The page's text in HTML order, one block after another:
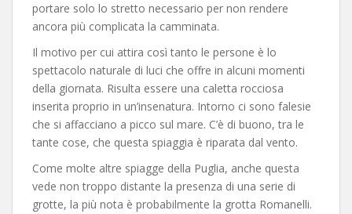
portare solo lo stretto necessario per non rendere
ancora più complicata la camminata.
Il motivo per cui attira così tanto le persone è lo
spettacolo naturale di luci che offre in alcuni momenti
della giornata. Risulta essere una caletta rocciosa
inserita proprio in un’insenatura. Intorno ci sono falesie
che si affacciano a picco sul mare. C’è di buono, tra le
tante cose, che questa spiaggia è riparata dal vento.
Come molte altre spiagge della Puglia, anche questa
vede non troppo distante la presenza di una serie di
grotte, la più nota è probabilmente la grotta Romanelli.